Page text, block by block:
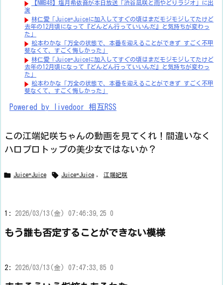
【NMB48】塩月希依音が本日放送「渋谷凪咲と雨やどりラジオ」に出
演
林仁愛「Juice=Juiceに加入してすぐの頃はまだモジモジしてたけど
去年の12月頃になって『どんどん行っていいんだ』と気持ちが変わっ
た」
松本わかな「万全の状態で、本番を迎えることができず すごく不甲
斐なくて、すごく悔しかった」
林仁愛「Juice=Juiceに加入してすぐの頃はまだモジモジしてたけど
去年の12月頃になって『どんどん行っていいんだ』と気持ちが変わっ
た」
松本わかな「万全の状態で、本番を迎えることができず すごく不甲
斐なくて、すごく悔しかった」
Powered by livedoor 相互RSS
この江端妃咲ちゃんの動画を見てくれ！間違いなく
ハロプロトップの美少女ではないか？
 Juice=Juice  Juice=Juice , 江端妃咲
1: 2026/03/13(金) 07:46:39.25 0
もう誰も否定することができない模様
2: 2026/03/13(金) 07:47:33.85 0